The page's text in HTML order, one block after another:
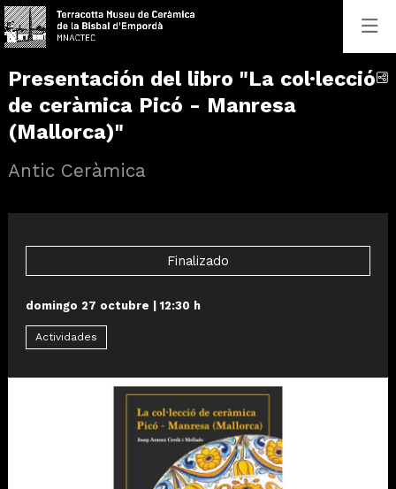
Presentación del libro "La col·lecció
de ceràmica Picó - Manresa
(Mallorca)"
Antic Ceràmica
Finalizado
domingo 27 octubre |12:30 h
Actividades